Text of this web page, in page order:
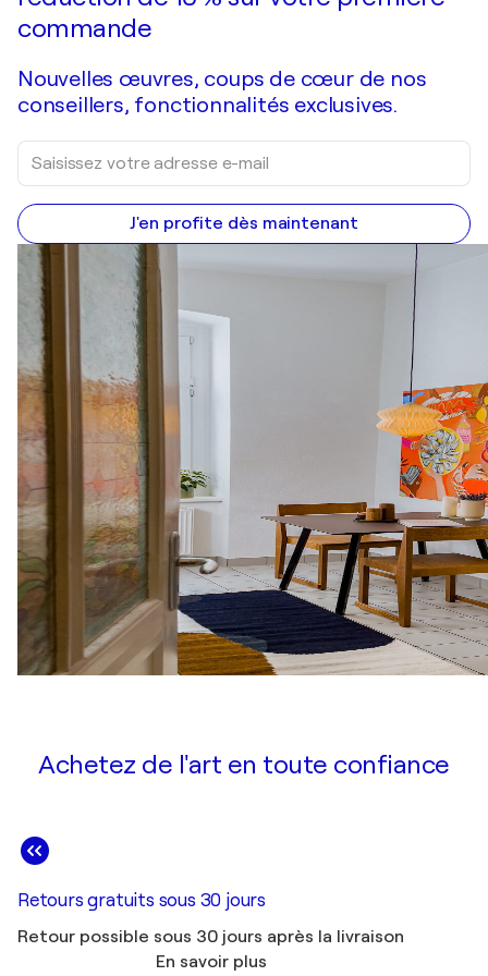
commande
Nouvelles œuvres, coups de cœur de nos
conseillers, fonctionnalités exclusives.
J'en profite dès maintenant
Achetez de l'art en toute confiance
Retours gratuits sous 30 jours
Retour possible sous 30 jours après la livraison
En savoir plus